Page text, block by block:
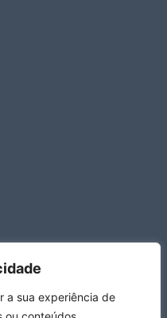
a sua experiência de